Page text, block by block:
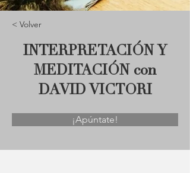
< Volver
INTERPRETACIÓN Y
MEDITACIÓN con
DAVID VICTORI
¡Apúntate!